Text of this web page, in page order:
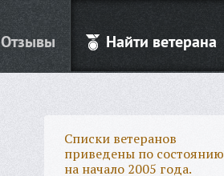
Отзывы Найти ветерана
Списки ветеранов
приведены по состоянию
на начало 2005 года.